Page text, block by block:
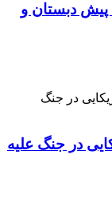
پیش دبستان و
در جنگ علیه